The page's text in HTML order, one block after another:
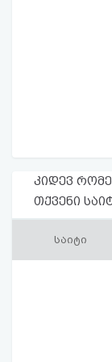
კიდევ
თქვენი
საიტი